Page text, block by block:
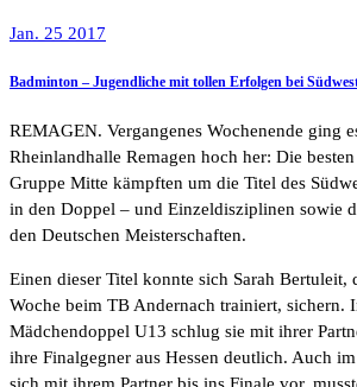
Jan. 25 2017
Badminton – Jugendliche mit tollen Erfolgen bei
REMAGEN. Vergangenes Wochenende ging
Rheinlandhalle Remagen hoch her: Die
Gruppe Mitte kämpften um die Titel des
in den Doppel – und Einzeldisziplinen sowie
den Deutschen Meisterschaften.
Einen dieser Titel konnte sich Sarah Bertuleit,
Woche beim TB Andernach trainiert, sichern.
Mädchendoppel U13 schlug sie mit ihrer
ihre Finalgegner aus Hessen deutlich. Auch
sich mit ihrem Partner bis ins Finale vor,